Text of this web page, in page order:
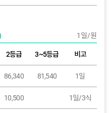
1일/원
2등급 3~5등급 비고
86,340 81,540 1일
10,500 1일/3식